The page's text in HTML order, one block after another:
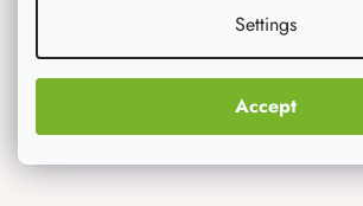
Settings
Accept
Originalni pokloni